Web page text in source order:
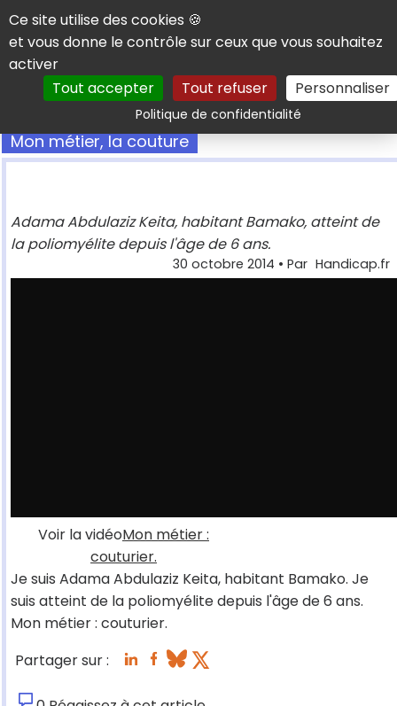
Panneau de gestion des cookies
Ce site utilise des cookies 🍪
et vous donne le contrôle sur ceux que vous souhaitez
activer
Tout accepter
Tout refuser Personnaliser
Politique de confidentialitéRechercher
Mon métier, la couture
Adama Abdulaziz Keita, habitant Bamako, atteint de
la poliomyélite depuis l'âge de 6 ans.
30 octobre 2014 • Par Handicap.fr
Voir la vidéoMon métier :
couturier.
Je suis Adama Abdulaziz Keita, habitant Bamako. Je
suis atteint de la poliomyélite depuis l'âge de 6 ans.
Mon métier : couturier.
Partager sur :